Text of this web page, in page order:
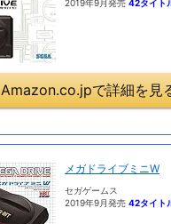
2019年9月発売 42タイト
Amazon.co.jpで詳細を見
メガドライブミニW
セガゲームス
2019年9月発売 42タイト